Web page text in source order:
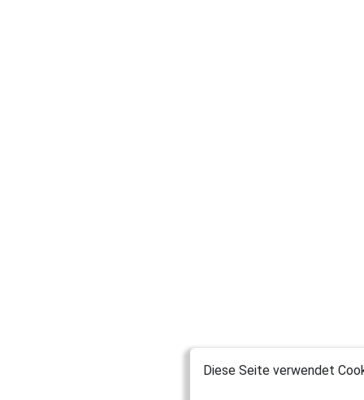
Diese Seite verwendet